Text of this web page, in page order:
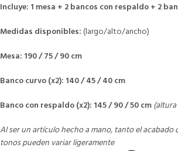
Incluye: 1 mesa + 2 bancos con respaldo + 2
Medidas disponibles:(largo/alto/ancho)
Mesa: 190 / 75 / 90 cm
Banco curvo (x2): 140 / 45 / 40 cm
Banco con respaldo (x2): 145 / 90 / 50 cm
Al ser un artículo hecho a mano, tanto el acabado
tonos pueden variar ligeramente